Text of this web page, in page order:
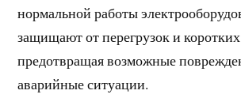
нормальной работы
защищают от перегрузок и
предотвращая возможные
аварийные ситуации.